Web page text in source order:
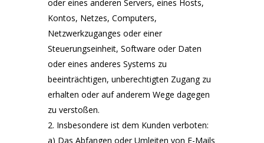
oder eines anderen Servers, eines Hosts,
Kontos, Netzes, Computers,
Netzwerkzuganges oder einer
Steuerungseinheit, Software oder Daten
oder eines anderes Systems zu
beeinträchtigen, unberechtigten Zugang zu
erhalten oder auf anderem Wege dagegen
zu verstoßen.
Insbesondere ist dem Kunden verboten:
a) Das Abfangen oder Umleiten von E-Mails